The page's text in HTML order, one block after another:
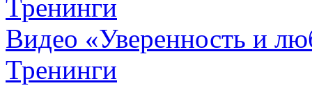
Тренинги
Видео «Уверенность и
Тренинги